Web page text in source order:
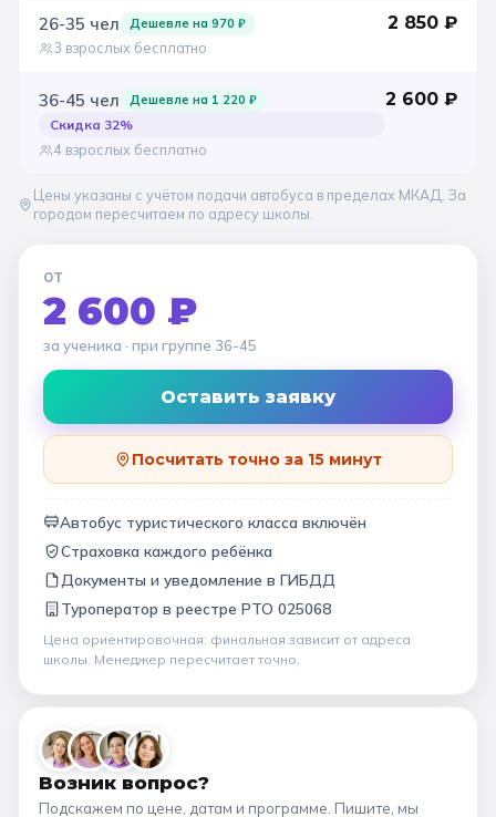
26-35 чел Дешевле на 970 ₽
3 взрослых бесплатно
2 850 ₽
36-45 чел
Скидка 32%
Дешевле на 1 220 ₽
4 взрослых бесплатно
2 600 ₽
Цены указаны с учётом подачи автобуса в пределах МКАД. За
городом пересчитаем по адресу школы.
ОТ
2 600 ₽
за ученика · при группе 36-45
Оставить заявку
Посчитать точно за 15 минут
Автобус туристического класса включён
Страховка каждого ребёнка
Документы и уведомление в ГИБДД
Туроператор в реестре РТО 025068
Цена ориентировочная: финальная зависит от адреса
школы. Менеджер пересчитает точно.
Возник вопрос?
Подскажем по цене, датам и программе. Пишите, мы